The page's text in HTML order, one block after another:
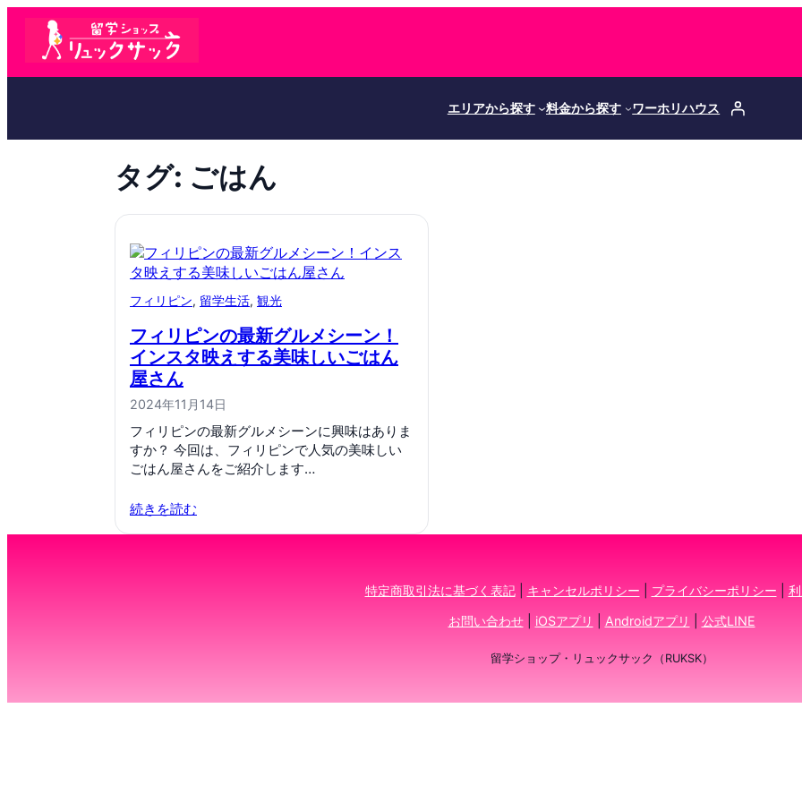
エリアから探す 料金から探す ワーホリハウス
タグ: ごはん
フィリピン, 留学生活, 観光
フィリピンの最新グルメシーン！
インスタ映えする美味しいごはん
屋さん
2024年11月14日
フィリピンの最新グルメシーンに興味はありま
すか？ 今回は、フィリピンで人気の美味しい
ごはん屋さんをご紹介します…
続きを読む
特定商取引法に基づく表記| キャンセルポリシー プライバシーポリシー
お問い合わせ| iOSアプリ Androidアプリ 公式LINE
留学ショップ・リュックサック（RUKSK）